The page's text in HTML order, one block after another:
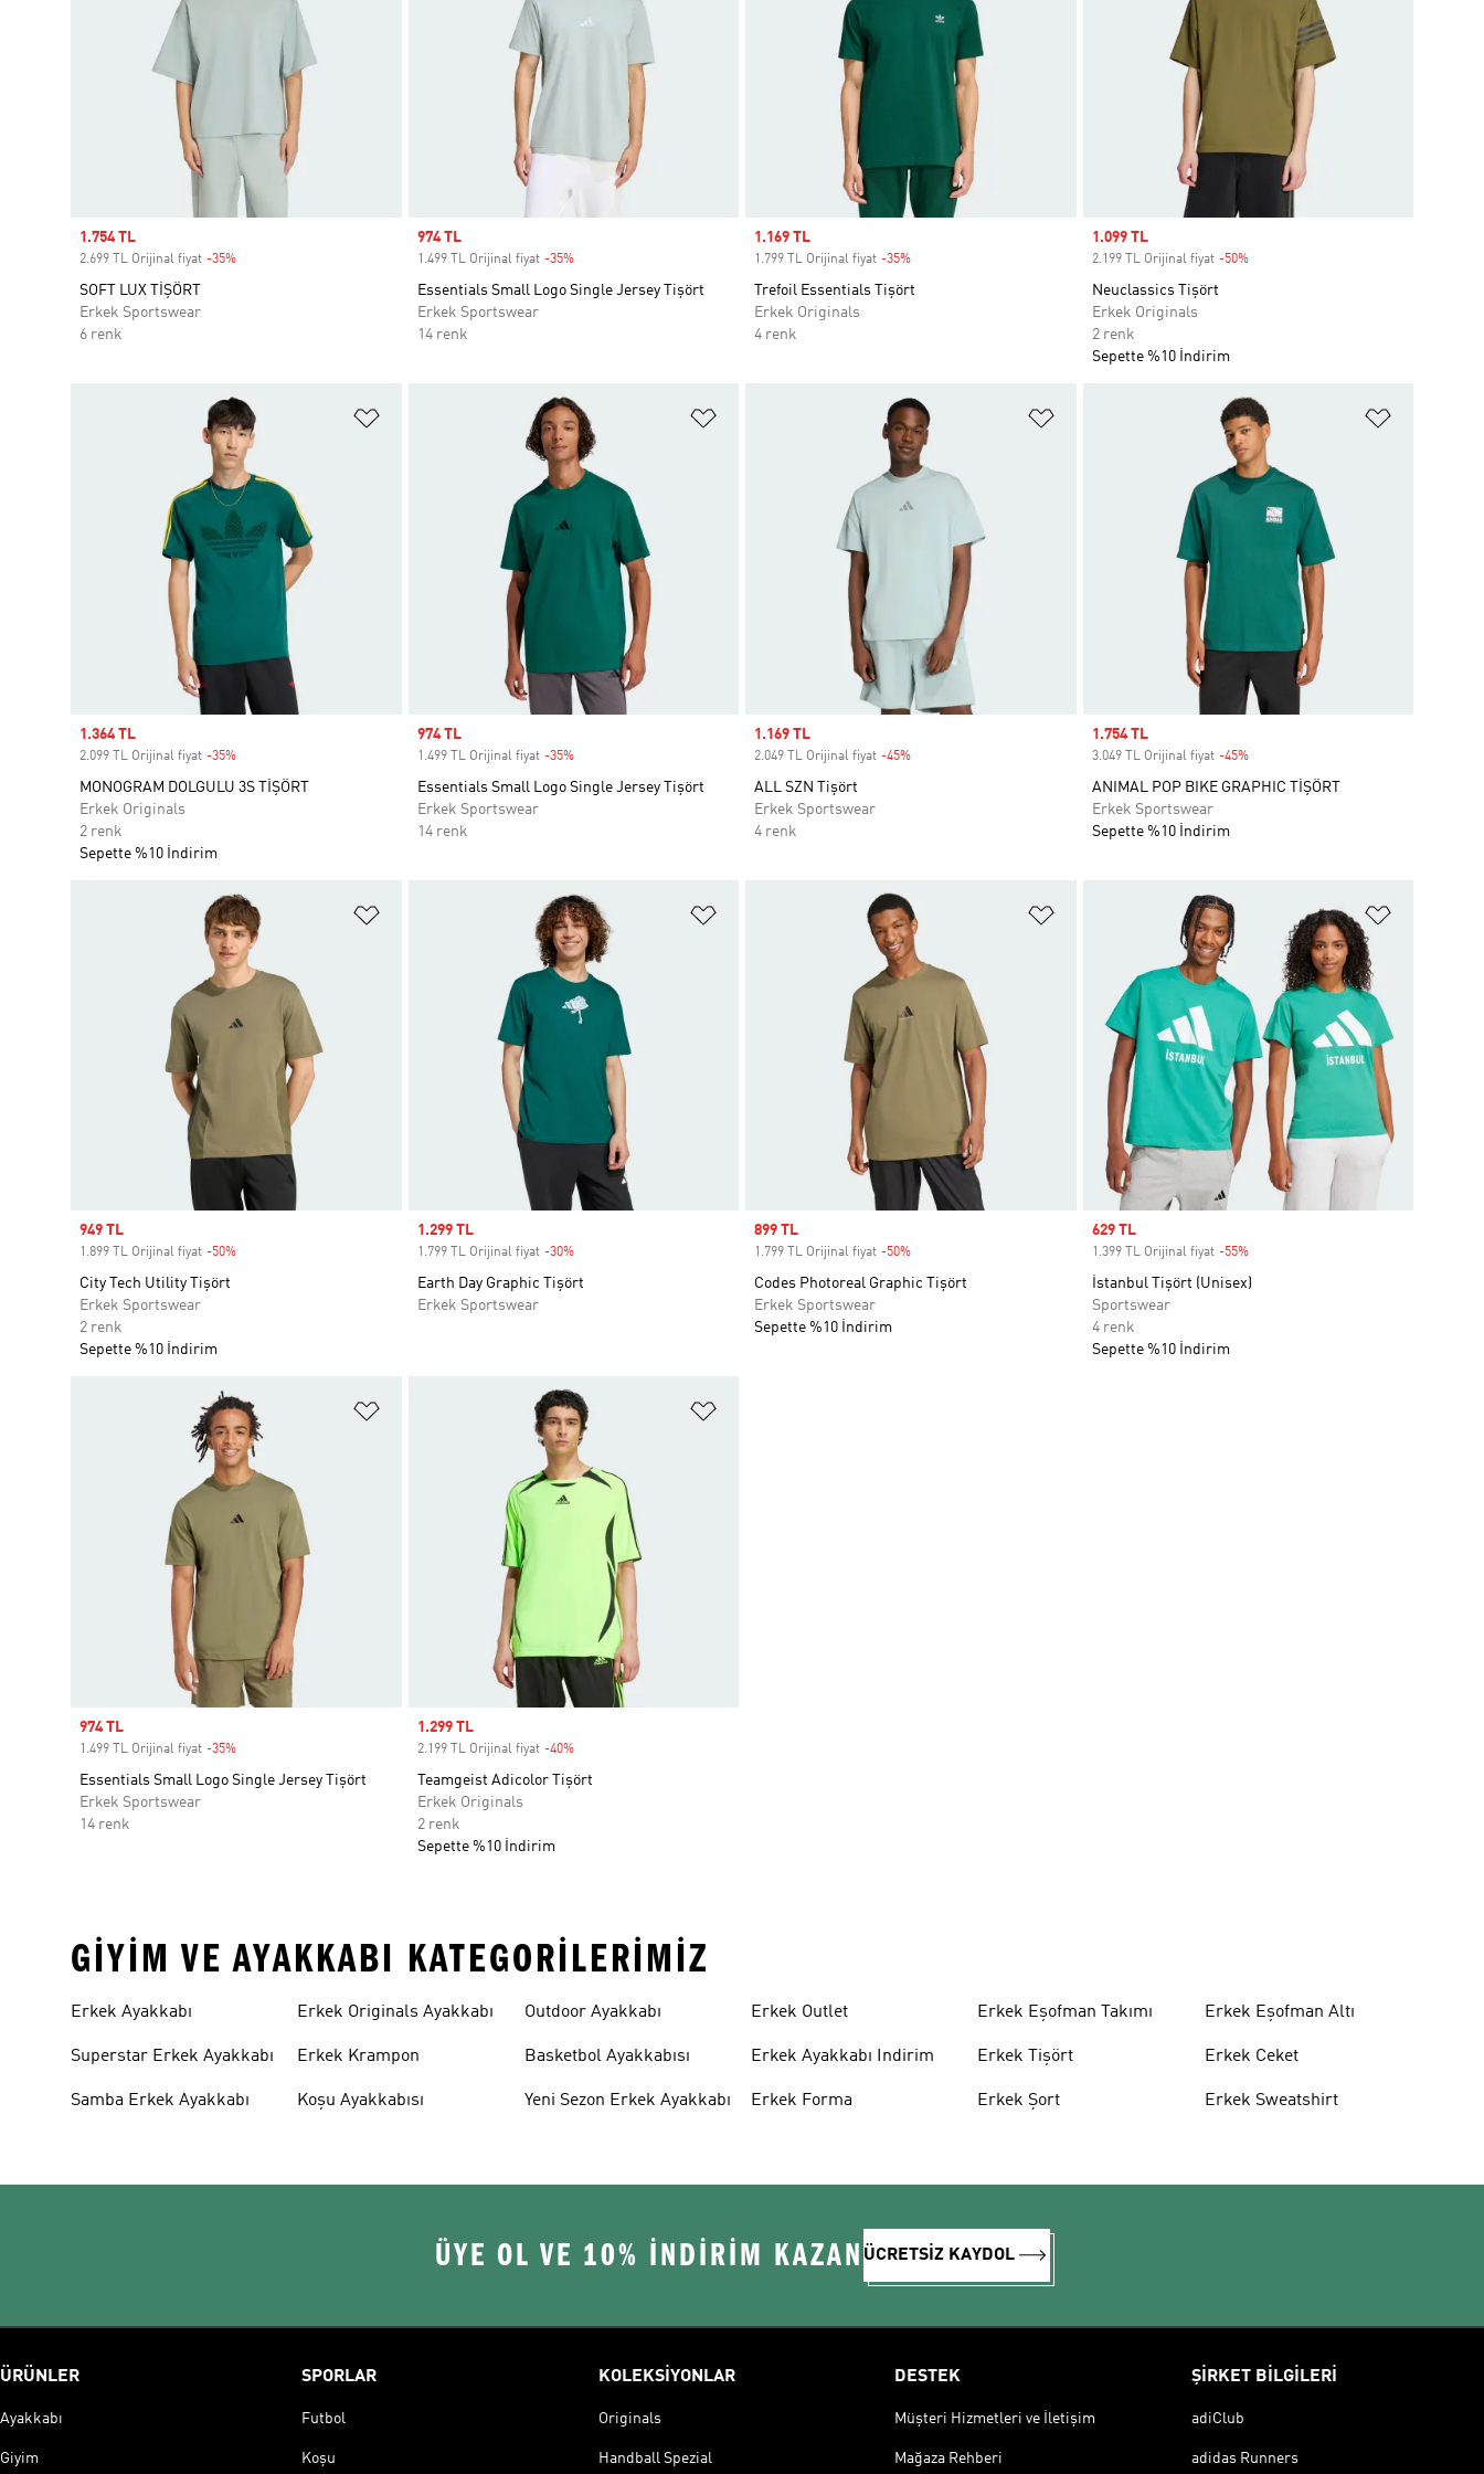
Sale price
1.754 TL
2.699 TL Orijinal fiyat -35%
SOFT LUX TİŞÖRT
Erkek Sportswear
6 renk
Sale price
974 TL
1.499 TL Orijinal fiyat -35%Discount
Essentials Small Logo Single Jersey Tişört
Erkek Sportswear
14 renk
Sale price
1.169 TL
1.799 TL Orijinal fiyat -35%
Trefoil Essentials Tişört
Erkek Originals
4 renk
Sale price
1.099 TL
2.199 TL Orijinal fiyat -50%Discount
Neuclassics Tişört
Erkek Originals
2 renk
Sepette %10 İndirim
Favori Listesine Ekle
Sale price
1.364 TL
2.099 TL Orijinal fiyat -35%
MONOGRAM DOLGULU 3S TİŞÖRT
Erkek Originals
2 renk
Sepette %10 İndirim
Sale price
974 TL
1.499 TL Orijinal fiyat -35%Discount
Essentials Small Logo Single Jersey Tişört
Erkek Sportswear
14 renk
Sale price
1.169 TL
2.049 TL Orijinal fiyat -45%
ALL SZN Tişört
Erkek Sportswear
4 renk
Sale price
1.754 TL
3.049 TL Orijinal fiyat -45%Discount
ANIMAL POP BIKE GRAPHIC TİŞÖRT
Erkek Sportswear
Sepette %10 İndirim
Favori Listesine Ekle
Sale price
949 TL
1.899 TL Orijinal fiyat -50%
City Tech Utility Tişört
Erkek Sportswear
2 renk
Sepette %10 İndirim
Favori Listesine Ekle
Sale price
1.299 TL
1.799 TL Orijinal fiyat -30%Discount
Earth Day Graphic Tişört
Erkek Sportswear
Favori Listesine Ekle
Sale price
899 TL
1.799 TL Orijinal fiyat -50%
Codes Photoreal Graphic Tişört
Erkek Sportswear
Sepette %10 İndirim
Sale price
629 TL
1.399 TL Orijinal fiyat -55%Discount
İstanbul Tişört (Unisex)
Sportswear
4 renk
Sepette %10 İndirim
Favori Listesine Ekle
Sale price
974 TL
1.499 TL Orijinal fiyat -35%
Essentials Small Logo Single Jersey Tişört
Erkek Sportswear
14 renk
Sale price
1.299 TL
2.199 TL Orijinal fiyat -40%Discount
Teamgeist Adicolor Tişört
Erkek Originals
2 renk
Sepette %10 İndirim
GIYIM VE AYAKKABI KATEGORILERIMIZ
Erkek Ayakkabı
Superstar Erkek Ayakkabı
Samba Erkek Ayakkabı
Erkek Originals Ayakkabı
Erkek Krampon
Koşu Ayakkabısı
Outdoor Ayakkabı
Basketbol Ayakkabısı
Yeni Sezon Erkek Ayakkabı
Erkek Outlet
Erkek Ayakkabı Indirim
Erkek Forma
Erkek Eşofman Takımı
Erkek Tişört
Erkek Şort
Erkek Eşofman Altı
Erkek Ceket
Erkek Sweatshirt
ÜYE OL VE 10% İNDİRİM KAZAN ÜCRETSİZ KAYDOL
ÜRÜNLER
Ayakkabı
Giyim
SPORLAR
Futbol
Koşu
KOLEKSİYONLAR
Originals
Handball Spezial
DESTEK
Müşteri Hizmetleri ve İletişim
Mağaza Rehberi
ŞİRKET BİLGİLERİ
adiClub
adidas Runners